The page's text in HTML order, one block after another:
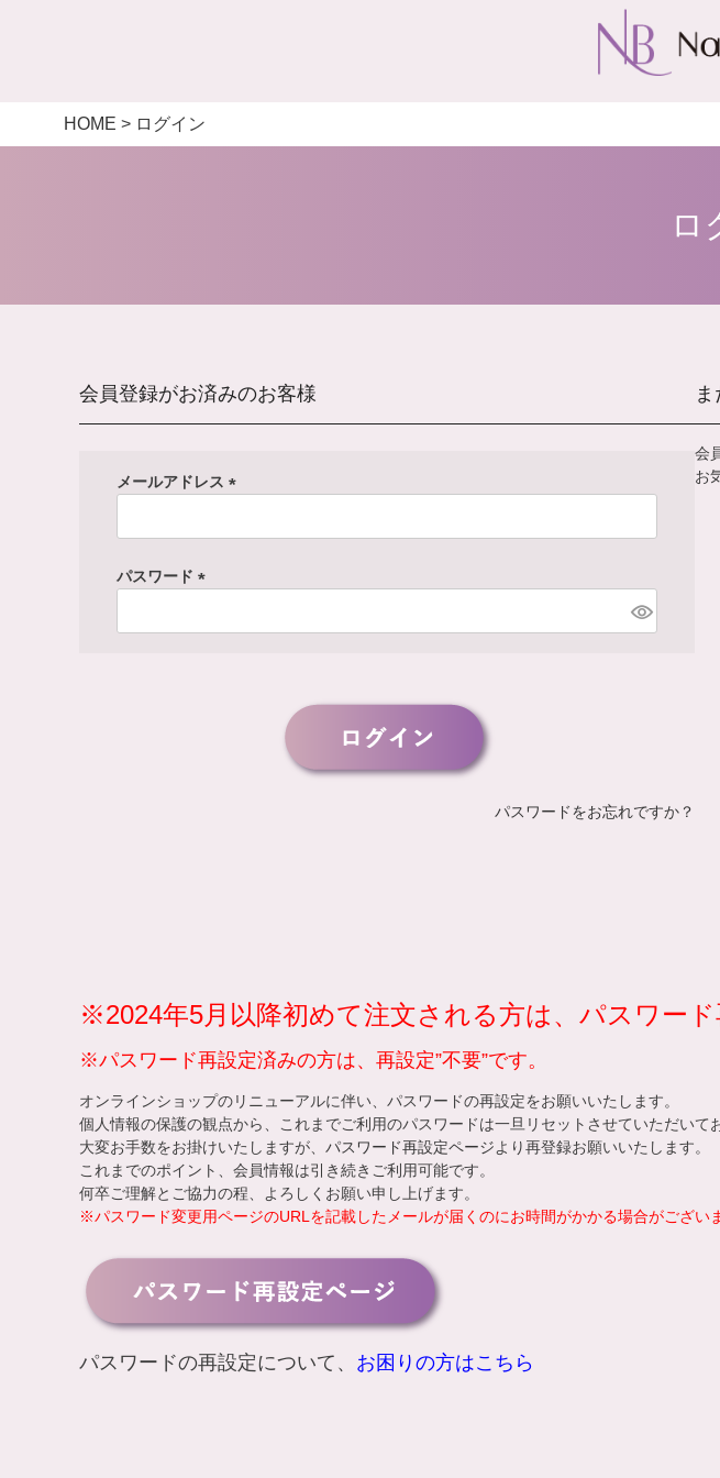
HOME ログイン
ロ
会員登録がお済みのお客様
メールアドレス
必
パスワード
必
パスワードをお忘れですか？
会
お
※2024年5月以降初めて注文される方は、パスワー
※パスワード再設定済みの方は、再設定”不要”です。
オンラインショップのリニューアルに伴い、パスワードの再設定をお願いいたします。
個人情報の保護の観点から、これまでご利用のパスワードは一旦リセットさせていただいて
大変お手数をお掛けいたしますが、 パスワード再設定ページより再登録お願いいたします。
これまでのポイント、会員情報は引き続きご利用可能です。
何卒ご理解とご協力の程、よろしくお願い申し上げます。
※パスワード変更用ページのURLを記載したメールが届くのにお時間がかかる場合がござい
パスワードの再設定について、 お困りの方はこちら